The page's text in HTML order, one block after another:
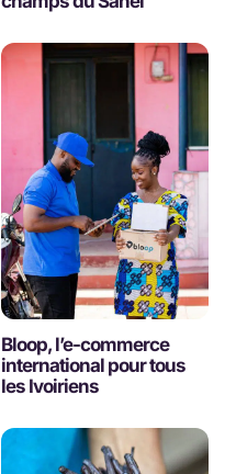
Bloop, l’e-commerce
international pour tous
les Ivoiriens